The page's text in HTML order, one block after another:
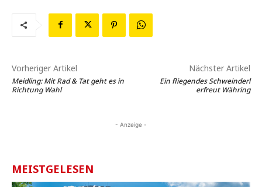
Vorheriger Artikel
Meidling: Mit Rad & Tat geht es in
Richtung Wahl
Nächster Artikel
Ein fliegendes Schweinderl
erfreut Währing
- Anzeige -
MEISTGELESEN